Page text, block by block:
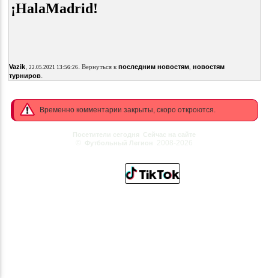
¡HalaMadrid!
Vazik, 22.05.2021 13:56:26. Вернуться к последним новостям, новостям
турниров.
Временно комментарии закрыты, скоро откроются.